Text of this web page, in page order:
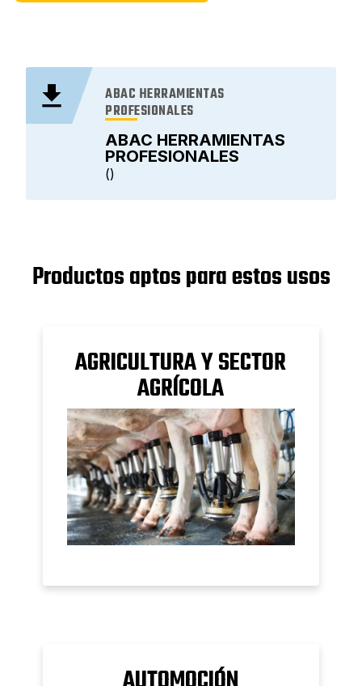
ABAC HERRAMIENTAS
PROFESIONALES
ABAC HERRAMIENTAS
PROFESIONALES
Productos aptos para estos usos
AGRICULTURA Y SECTOR
AGRÍCOLA